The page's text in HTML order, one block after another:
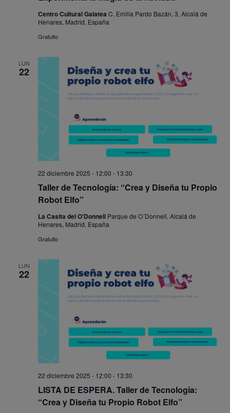
Centro Cultural Galatea C. Emilia Pardo Bazán, 3, Alcalá de
Henares, Madrid, España
Gratuito
LUN
22
Taller de Tecnología: “Crea y Diseña tu Propio
Robot Elfo”
22 diciembre 2025 - 12:00 - 13:30
La Casita del O'Donnell Parque de O´Donnell, Alcalá de
Henares, Madrid, España
Gratuito
LUN
22
LISTA DE ESPERA. Taller de Tecnología:
“Crea y Diseña tu Propio Robot Elfo”
22 diciembre 2025 - 12:00 - 13:30